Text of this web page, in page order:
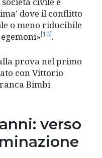
dove il conflitto
o meno riducibile
[12].
prova nel primo
con Vittorio
Bimbi
verso